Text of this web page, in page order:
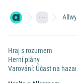
Hraj s rozumem
Herní plány
Varování: Účast na